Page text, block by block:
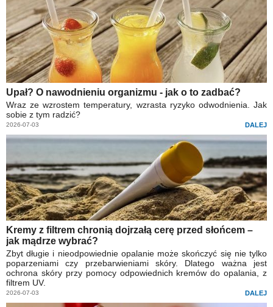
Upał? O nawodnieniu organizmu - jak o to zadbać?
Wraz ze wzrostem temperatury, wzrasta ryzyko odwodnienia. Jak
sobie z tym radzić?
2026-07-03 DALEJ
Kremy z filtrem chronią dojrzałą cerę przed słońcem –
jak mądrze wybrać?
Zbyt długie i nieodpowiednie opalanie może skończyć się nie tylko
poparzeniami czy przebarwieniami skóry. Dlatego ważna jest
ochrona skóry przy pomocy odpowiednich kremów do opalania, z
filtrem UV.
2026-07-03 DALEJ